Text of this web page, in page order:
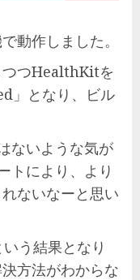
動作しました。
つつHealthKitを
」となり、ビル
ないような気が
トにより、より
ないなーと思い
いう結果となり
方法がわからな